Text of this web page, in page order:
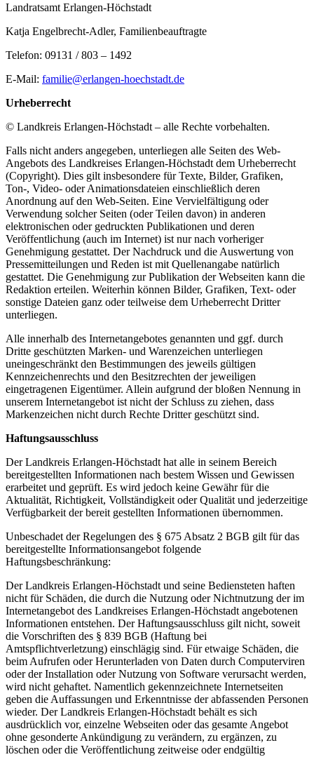
Landratsamt Erlangen-Höchstadt
Katja Engelbrecht-Adler, Familienbeauftragte
Telefon: 09131 / 803 – 1492
E-Mail: familie@erlangen-hoechstadt.de
Urheberrecht
© Landkreis Erlangen-Höchstadt – alle Rechte vorbehalten.
Falls nicht anders angegeben, unterliegen alle Seiten des Web-
Angebots des Landkreises Erlangen-Höchstadt dem Urheberrecht
(Copyright). Dies gilt insbesondere für Texte, Bilder, Grafiken,
Ton-, Video- oder Animationsdateien einschließlich deren
Anordnung auf den Web-Seiten. Eine Vervielfältigung oder
Verwendung solcher Seiten (oder Teilen davon) in anderen
elektronischen oder gedruckten Publikationen und deren
Veröffentlichung (auch im Internet) ist nur nach vorheriger
Genehmigung gestattet. Der Nachdruck und die Auswertung von
Pressemitteilungen und Reden ist mit Quellenangabe natürlich
gestattet. Die Genehmigung zur Publikation der Webseiten kann die
Redaktion erteilen. Weiterhin können Bilder, Grafiken, Text- oder
sonstige Dateien ganz oder teilweise dem Urheberrecht Dritter
unterliegen.
Alle innerhalb des Internetangebotes genannten und ggf. durch
Dritte geschützten Marken- und Warenzeichen unterliegen
uneingeschränkt den Bestimmungen des jeweils gültigen
Kennzeichenrechts und den Besitzrechten der jeweiligen
eingetragenen Eigentümer. Allein aufgrund der bloßen Nennung in
unserem Internetangebot ist nicht der Schluss zu ziehen, dass
Markenzeichen nicht durch Rechte Dritter geschützt sind.
Haftungsausschluss
Der Landkreis Erlangen-Höchstadt hat alle in seinem Bereich
bereitgestellten Informationen nach bestem Wissen und Gewissen
erarbeitet und geprüft. Es wird jedoch keine Gewähr für die
Aktualität, Richtigkeit, Vollständigkeit oder Qualität und jederzeitige
Verfügbarkeit der bereit gestellten Informationen übernommen.
Unbeschadet der Regelungen des § 675 Absatz 2 BGB gilt für das
bereitgestellte Informationsangebot folgende
Haftungsbeschränkung:
Der Landkreis Erlangen-Höchstadt und seine Bediensteten haften
nicht für Schäden, die durch die Nutzung oder Nichtnutzung der im
Internetangebot des Landkreises Erlangen-Höchstadt angebotenen
Informationen entstehen. Der Haftungsausschluss gilt nicht, soweit
die Vorschriften des § 839 BGB (Haftung bei
Amtspflichtverletzung) einschlägig sind. Für etwaige Schäden, die
beim Aufrufen oder Herunterladen von Daten durch Computerviren
oder der Installation oder Nutzung von Software verursacht werden,
wird nicht gehaftet. Namentlich gekennzeichnete Internetseiten
geben die Auffassungen und Erkenntnisse der abfassenden Personen
wieder. Der Landkreis Erlangen-Höchstadt behält es sich
ausdrücklich vor, einzelne Webseiten oder das gesamte Angebot
ohne gesonderte Ankündigung zu verändern, zu ergänzen, zu
löschen oder die Veröffentlichung zeitweise oder endgültig